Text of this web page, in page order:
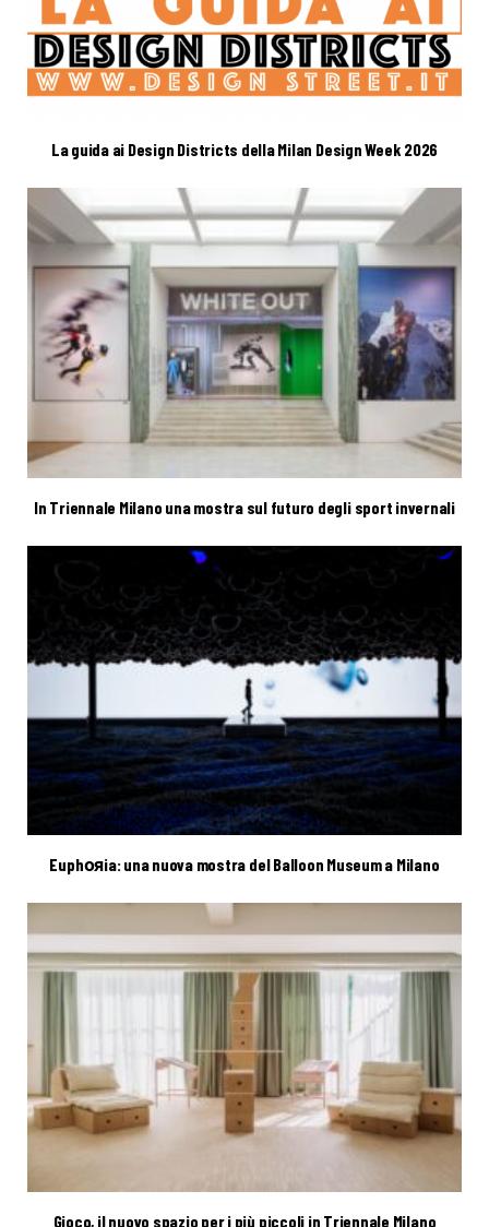
La guida ai Design Districts della Milan Design Week 2026
In Triennale Milano una mostra sul futuro degli sport invernali
Euphояia: una nuova mostra del Balloon Museum a Milano
Gioco, il nuovo spazio per i più piccoli in Triennale Milano